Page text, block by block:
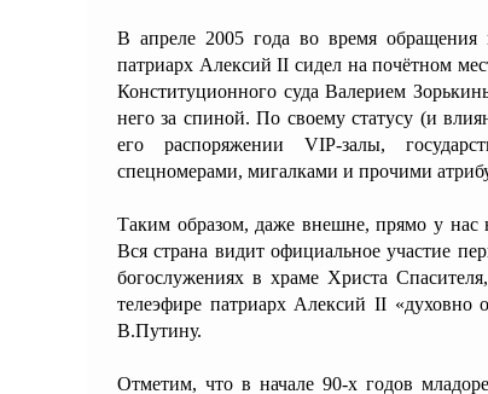
В апреле 2005 года во время
патриарх Алексий II сидел на почётном
Конституционного суда Валерием
него за спиной. По своему статусу (и
его распоряжении VIP-залы,
спецномерами, мигалками и прочими
Таким образом, даже внешне, прямо у нас
Вся страна видит официальное участие
богослужениях в храме Христа
телеэфире патриарх Алексий II «духовно
В.Путину.
Отметим, что в начале 90-х годов